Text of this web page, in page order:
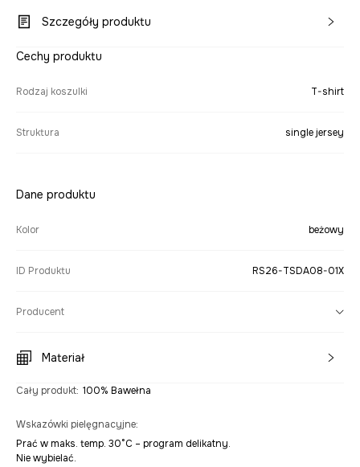
Szczegóły produktu
Cechy produktu
Rodzaj koszulki T-shirt
Struktura single jersey
Dane produktu
Kolor beżowy
ID Produktu RS26-TSDA08-01X
Producent
Materiał
Cały produkt: 100% Bawełna
Wskazówki pielęgnacyjne:
Prać w maks. temp. 30°C – program delikatny.
Nie wybielać.